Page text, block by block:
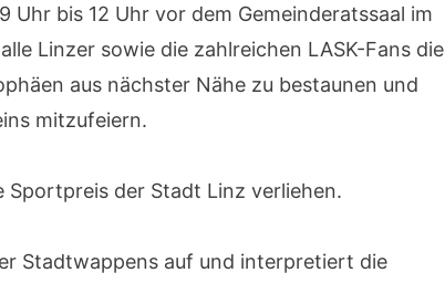
Uhr bis 12 Uhr vor dem Gemeinderatssaal im
Linzer sowie die zahlreichen LASK-Fans die
aus nächster Nähe zu bestaunen und
mitzufeiern.
der Stadt Linz verliehen.
Stadtwappens auf und interpretiert die